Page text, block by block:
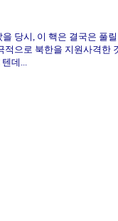
당시, 이 핵은 결국은 풀
적으로 북한을 지원사격한
데...